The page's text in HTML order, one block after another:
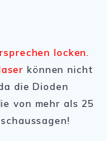
locken.
können nicht
die Dioden
von mehr als 25